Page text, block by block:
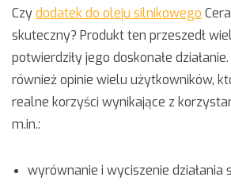
Czydodatek do oleju silnikowego
skuteczny? Produkt ten przeszedł
potwierdziły jego doskonałe
również opinie wielu użytkowników,
realne korzyści wynikające z
m.in.:
wyrównanie i wyciszenie działania